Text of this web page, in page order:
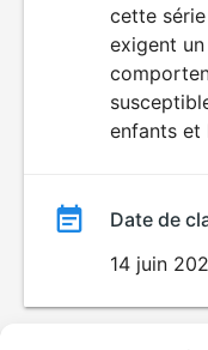
cette
exigent
enfants et
Date de
14 juin